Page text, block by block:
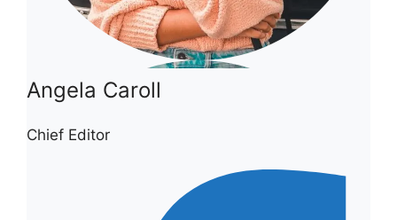
Angela Caroll
Chief Editor